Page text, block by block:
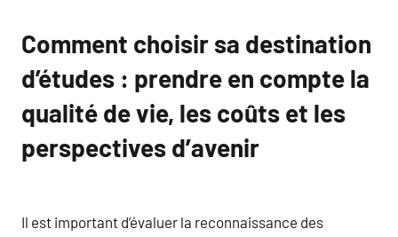
Comment choisir sa destination
d’études : prendre en compte la
qualité de vie, les coûts et les
perspectives d’avenir
Il est important d’évaluer la reconnaissance des